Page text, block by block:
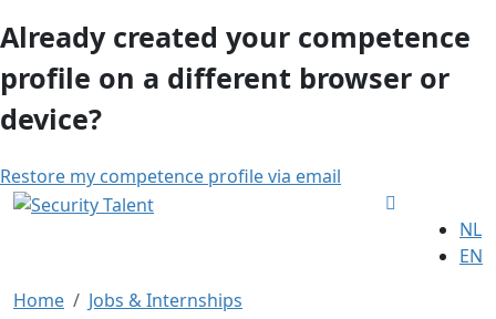
Already created your competence
profile on a different browser or
device?
Restore my competence profile via email
NL
EN
Home
Jobs & Internships